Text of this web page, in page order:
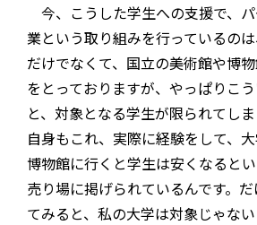
今、こうした学生への支援で、
業という取り組みを行っているの
だけでなくて、国立の美術館や博
をとっておりますが、やっぱりこ
と、対象となる学生が限られてし
自身もこれ、実際に経験をして、大
博物館に行くと学生は安くなると
売り場に掲げられているんです。
てみると、私の大学は対象じゃな